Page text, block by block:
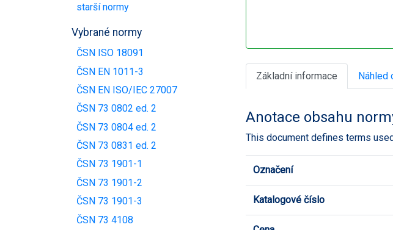
starší normy
Vybrané normy
ČSN ISO 18091
ČSN EN 1011-3
ČSN EN ISO/IEC 27007
ČSN 73 0802 ed. 2
ČSN 73 0804 ed. 2
ČSN 73 0831 ed. 2
ČSN 73 1901-1
ČSN 73 1901-2
ČSN 73 1901-3
ČSN 73 4108
Základní informace Náhled
Anotace obsahu
This document defines terms
Označení
Katalogové číslo